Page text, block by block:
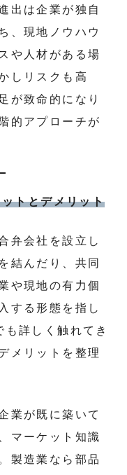
出は企業が独自
、現地ノウハウ
や人材がある場
しリスクも高
が致命的になり
的アプローチが
トとデメリット
弁会社を設立し
結んだり、共同
や現地の有力個
する形態を指し
詳しく触れてき
メリットを整理
業が既に築いて
マーケット知識
製造業なら部品